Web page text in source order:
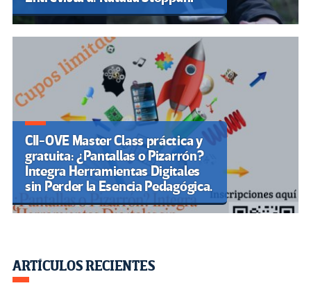
CII-OVE Master Class práctica y
gratuita: ¿Pantallas o Pizarrón?
Integra Herramientas Digitales
sin Perder la Esencia Pedagógica.
ARTÍCULOS RECIENTES